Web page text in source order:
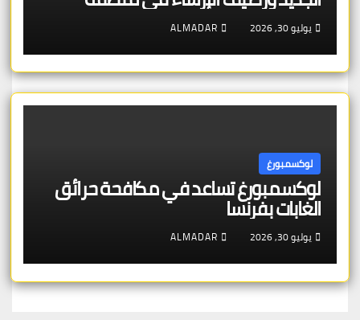
شنغن – بنية تحتية عالية الجودة تخدم
الجمهور والتراث الأوروبي
يوليو 30, 2026 ALMADAR
لوكسمبورغ
لوكسمبورغ تساعد في مكافحة حرائق
الغابات بفرنسا
يوليو 30, 2026 ALMADAR